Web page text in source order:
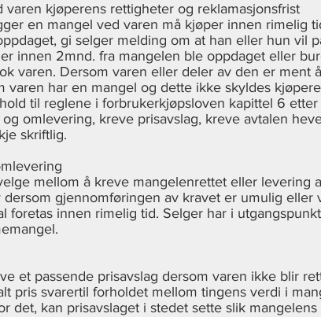
varen kjøperens rettigheter og reklamasjonsfrist
en mangel ved varen må kjøper innen rimelig
gi selger melding om at han eller hun vil
innen 2mnd. fra mangelen ble oppdaget eller
varen. Dersom varen eller deler av den er ment
varen har en mangel og dette ikke skyldes
til reglene i forbrukerkjøpsloven kapittel 6
omlevering, kreve prisavslag, kreve avtalen
skriftlig.
mellom å kreve mangelenrettet eller levering
dersom gjennomføringen av kravet er umulig
foretas innen rimelig tid. Selger har i
et passende prisavslag dersom varen ikke blir
pris svarertil forholdet mellom tingens verdi i
det, kan prisavslaget i stedet sette slik